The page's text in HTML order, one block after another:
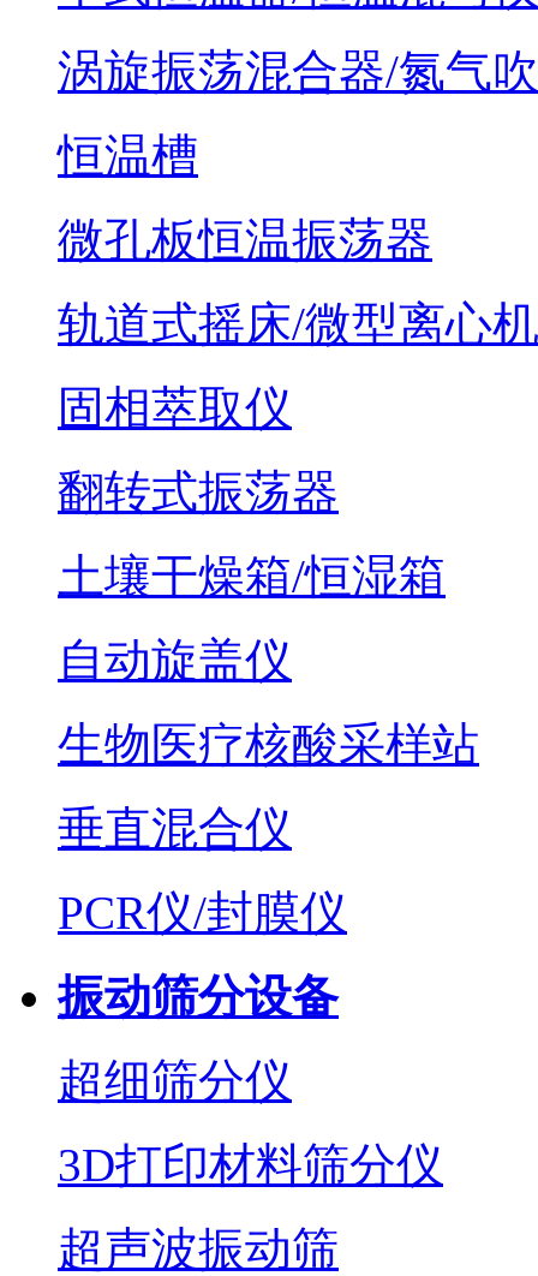
涡旋振荡混合器/氮气
恒温槽
微孔板恒温振荡器
轨道式摇床/微型离心机
固相萃取仪
翻转式振荡器
土壤干燥箱/恒湿箱
自动旋盖仪
生物医疗核酸采样站
垂直混合仪
PCR仪/封膜仪
振动筛分设备
超细筛分仪
3D打印材料筛分仪
超声波振动筛